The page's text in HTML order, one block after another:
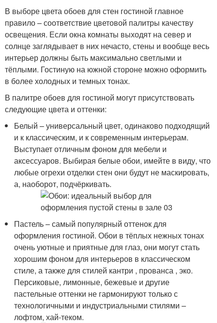
В выборе цвета обоев для стен гостиной главное
правило – соответствие цветовой палитры качеству
освещения. Если окна комнаты выходят на север и
солнце заглядывает в них нечасто, стены и вообще весь
интерьер должны быть максимально светлыми и
тёплыми. Гостиную на южной стороне можно оформить
в более холодных и темных тонах.
В палитре обоев для гостиной могут присутствовать
следующие цвета и оттенки:
Белый – универсальный цвет, одинаково подходящий
и к классическим, и к современным интерьерам.
Выступает отличным фоном для мебели и
аксессуаров. Выбирая белые обои, имейте в виду, что
любые огрехи отделки стен они будут не маскировать,
а, наоборот, подчёркивать.
Пастель – самый популярный оттенок для
оформления гостиной. Обои в тёплых нежных тонах
очень уютные и приятные для глаз, они могут стать
хорошим фоном для интерьеров в классическом
стиле, а также для стилей кантри , прованса , эко.
Персиковые, лимонные, бежевые и другие
пастельные оттенки не гармонируют только с
технологичными и индустриальными стилями –
лофтом, хай-теком.